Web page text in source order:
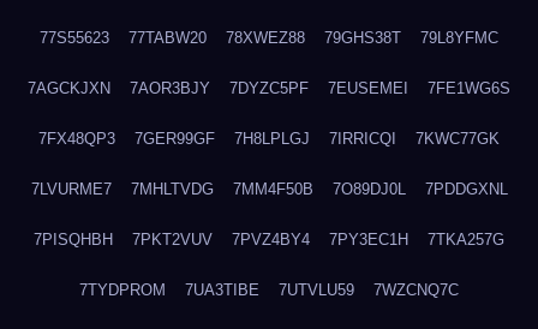
77S55623 77TABW20 78XWEZ88 79GHS38T 79L8YFMC
7AGCKJXN 7AOR3BJY 7DYZC5PF 7EUSEMEI 7FE1WG6S
7FX48QP3 7GER99GF 7H8LPLGJ 7IRRICQI 7KWC77GK
7LVURME7 7MHLTVDG 7MM4F50B 7O89DJ0L 7PDDGXNL
7PISQHBH 7PKT2VUV 7PVZ4BY4 7PY3EC1H 7TKA257G
7TYDPROM 7UA3TIBE 7UTVLU59 7WZCNQ7C